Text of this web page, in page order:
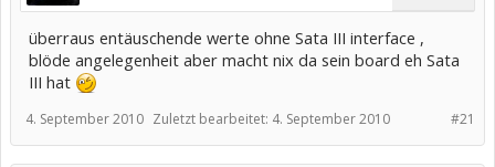
überraus entäuschende werte ohne Sata III interface ,
blöde angelegenheit aber macht nix da sein board eh Sata
III hat
#21
4. September 2010 Zuletzt bearbeitet: 4. September 2010